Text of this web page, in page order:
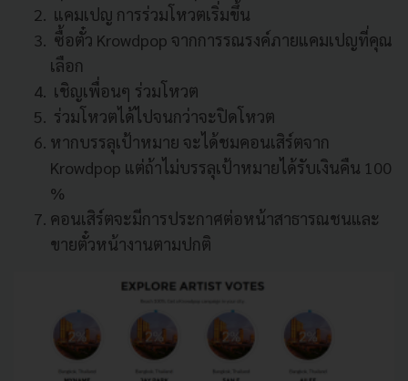
แคมเปญ การร่วมโหวตเริ่มขึ้น
ซื้อตั๋ว Krowdpop จากการรณรงค์ภายแคมเปญที่คุณ
เลือก
เชิญเพื่อนๆ ร่วมโหวต
ร่วมโหวตได้ไปจนกว่าจะปิดโหวต
หากบรรลุเป้าหมาย จะได้ชมคอนเสิร์ตจาก
Krowdpop แต่ถ้าไม่บรรลุเป้าหมายได้รับเงินคืน 100
%
คอนเสิร์ตจะมีการประกาศต่อหน้าสาธารณชนและ
ขายตั๋วหน้างานตามปกติ